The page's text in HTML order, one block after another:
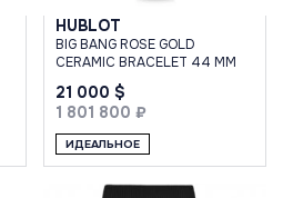
HUBLOT
BIG BANG ROSE GOLD
CERAMIC BRACELET 44 MM
21 000 $
1 801 800 ₽
ИДЕАЛЬНОЕ